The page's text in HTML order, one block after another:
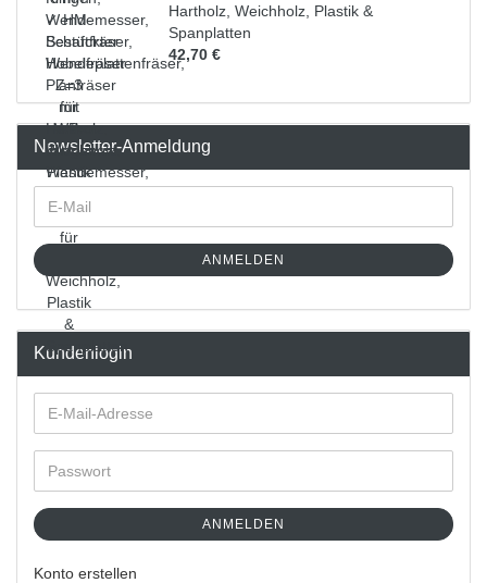
Hartholz, Weichholz, Plastik &
Spanplatten
42,70 €
Newsletter-Anmeldung
ANMELDEN
Kundenlogin
ANMELDEN
Konto erstellen